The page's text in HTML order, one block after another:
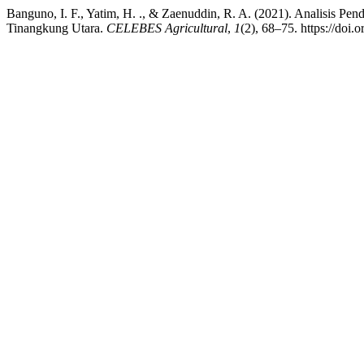
Banguno, I. F., Yatim, H. ., & Zaenuddin, R. A. (2021). Analisis
Tinangkung Utara. CELEBES Agricultural, 1(2), 68–75. https://